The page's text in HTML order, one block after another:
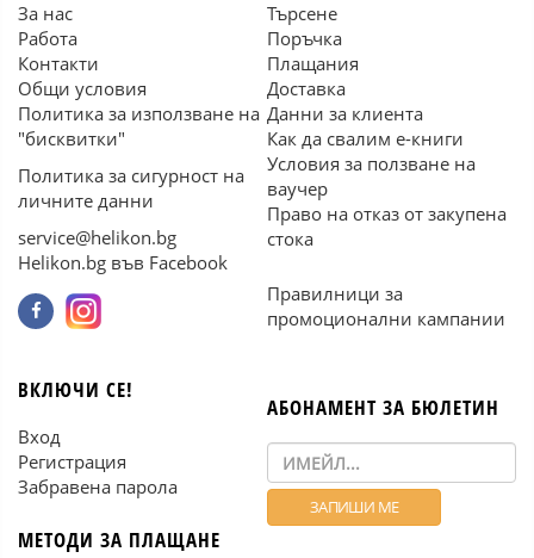
За нас
Работа
Контакти
Общи условия
Политика за използване на
"бисквитки"
Политика за сигурност на
личните данни
service@helikon.bg
Helikon.bg във Facebook
Търсене
Поръчка
Плащания
Доставка
Данни за клиента
Как да свалим е-книги
Условия за ползване на
ваучер
Право на отказ от закупена
стока
Правилници за
промоционални кампании
ВКЛЮЧИ СЕ!
Вход
Регистрация
Забравена парола
МЕТОДИ ЗА ПЛАЩАНЕ
АБОНАМЕНТ ЗА БЮЛЕТИН